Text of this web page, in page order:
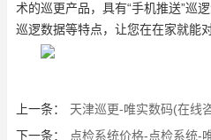
术的巡更产品，具有“手机推送”巡
巡逻数据等特点，让您在在家就能
上一条：
天津巡更-唯实数码(在线
下一条：
点检系统价格-点检系统-